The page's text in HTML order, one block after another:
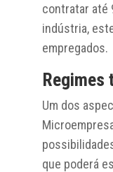
contratar até
indústria,
empregados.
Regimes
Um dos
que poderá